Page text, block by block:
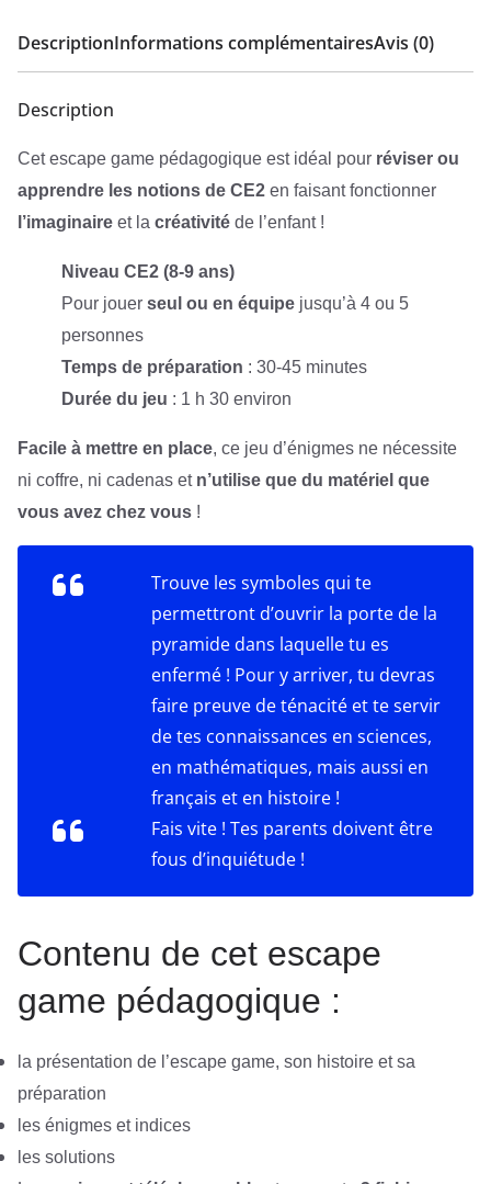
DescriptionInformations complémentairesAvis (0)
Description
Cet escape game pédagogique est idéal pour réviser ou
apprendre les notions de CE2 en faisant fonctionner
l’imaginaire et la créativité de l’enfant !
Niveau CE2 (8-9 ans)
Pour jouer seul ou en équipe jusqu’à 4 ou 5
personnes
Temps de préparation : 30-45 minutes
Durée du jeu : 1 h 30 environ
Facile à mettre en place, ce jeu d’énigmes ne nécessite
ni coffre, ni cadenas et n’utilise que du matériel que
vous avez chez vous !
Trouve les symboles qui te
permettront d’ouvrir la porte de la
pyramide dans laquelle tu es
enfermé ! Pour y arriver, tu devras
faire preuve de ténacité et te servir
de tes connaissances en sciences,
en mathématiques, mais aussi en
français et en histoire !
Fais vite ! Tes parents doivent être
fous d’inquiétude !
Contenu de cet escape
game pédagogique :
la présentation de l’escape game, son histoire et sa
préparation
les énigmes et indices
les solutions